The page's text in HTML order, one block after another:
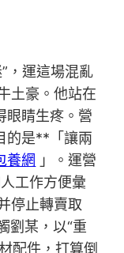
，運這場混亂
土豪。他站在
眼睛生疼。營
的是**「讓兩
養網 」。運營
工作方便彙
停止轉賣取
劉某，以“重
配件，打算倒